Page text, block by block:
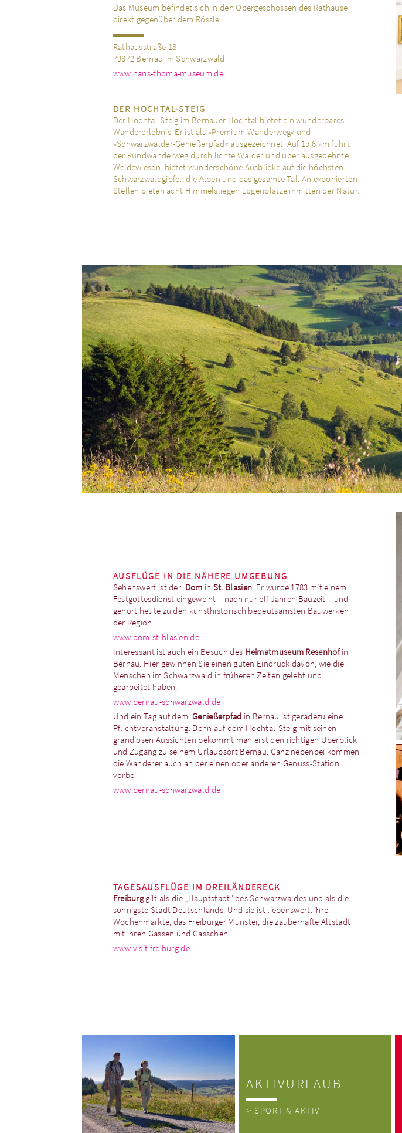
Das Museum befindet sich in den Obergeschossen des Rathause
direkt gegenüber dem Rössle.
Rathausstraße 18
79872 Bernau im Schwarzwald
www.hans-thoma-museum.de
DER HOCHTAL-STEIG
Der Hochtal-Steig im Bernauer Hochtal bietet ein wunderbares
Wandererlebnis. Er ist als »Premium-Wanderweg« und
»Schwarzwälder-Genießerpfad« ausgezeichnet. Auf 15,6 km führt
der Rundwanderweg durch lichte Wälder und über ausgedehnte
Weidewiesen, bietet wunderschöne Ausblicke auf die höchsten
Schwarzwaldgipfel, die Alpen und das gesamte Tal. An exponierten
Stellen bieten acht Himmelsliegen Logenplätze inmitten der Natur.
AUSFLÜGE IN DIE NÄHERE UMGEBUNG
Sehenswert ist der Dom in St. Blasien. Er wurde 1783 mit einem
Festgottesdienst eingeweiht – nach nur elf Jahren Bauzeit – und
gehört heute zu den kunsthistorisch bedeutsamsten Bauwerken
der Region.
www.dom-st-blasien.de
Interessant ist auch ein Besuch des Heimatmuseum Resenhofin
Bernau. Hier gewinnen Sie einen guten Eindruck davon, wie die
Menschen im Schwarzwald in früheren Zeiten gelebt und
gearbeitet haben.
www.bernau-schwarzwald.de
Und ein Tag auf dem Genießerpfad in Bernau ist geradezu eine
Pflichtveranstaltung. Denn auf dem Hochtal-Steig mit seinen
grandiosen Aussichten bekommt man erst den richtigen Überblick
und Zugang zu seinem Urlaubsort Bernau. Ganz nebenbei kommen
die Wanderer auch an der einen oder anderen Genuss-Station
vorbei.
www.bernau-schwarzwald.de
TAGESAUSFLÜGE IM DREILÄNDERECK
Freiburggilt als die „Hauptstadt" des Schwarzwaldes und als die
sonnigste Stadt Deutschlands. Und sie ist liebenswert: ihre
Wochenmärkte, das Freiburger Münster, die zauberhafte Altstadt
mit ihren Gassen und Gässchen.
www.visit.freiburg.de
AKTIVURLAUB
> SPORT & AKTIV